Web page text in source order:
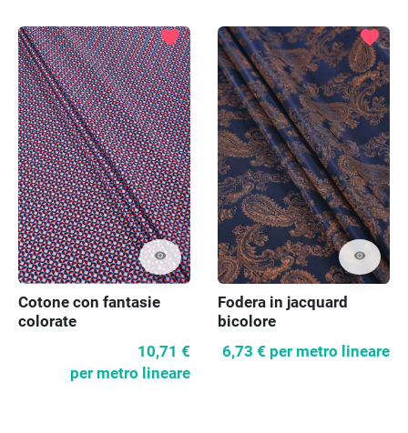
visibility
favorite
Cotone con fantasie
colorate
10,71 €
per metro lineare
visibility
favorite
Fodera in jacquard
bicolore
6,73 € per metro lineare